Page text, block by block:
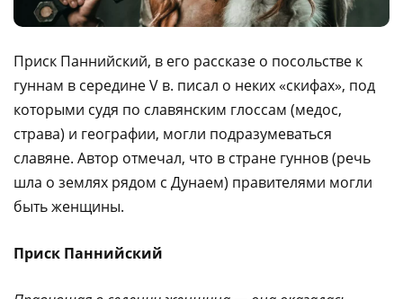
Приск Паннийский, в его рассказе о посольстве к
гуннам в середине V в. писал о неких «скифах», под
которыми судя по славянским глоссам (медос,
страва) и географии, могли подразумеваться
славяне. Автор отмечал, что в стране гуннов (речь
шла о землях рядом с Дунаем) правителями могли
быть женщины.
Приск Паннийский